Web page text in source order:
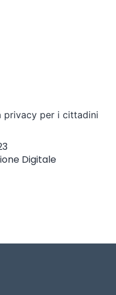
privacy per i cittadini
Digitale